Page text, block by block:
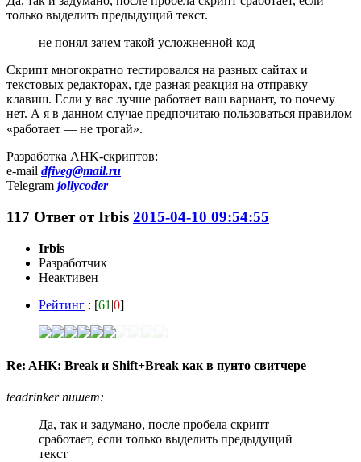
только выделить предыдущий текст.
не понял зачем такой усложненной код
Скрипт многократно тестировался на разных сайтах и
текстовых редакторах, где разная реакция на отправку
клавиш. Если у вас лучше работает ваш вариант, то почему
нет. А я в данном случае предпочитаю пользоваться правилом
«работает — не трогай».
Разработка AHK-скриптов:
e-mail dfiveg@mail.ru
Telegram jollycoder
117 Ответ отIrbis 2015-04-10 09:54:55
Irbis
Разработчик
Неактивен
Рейтинг : [61 |0]
Re: AHK: Break и Shift+Break как в пунто свитчере
teadrinker пишет:
Да, так и задумано, после пробела скрипт
сработает, если только выделить предыдущий
текст